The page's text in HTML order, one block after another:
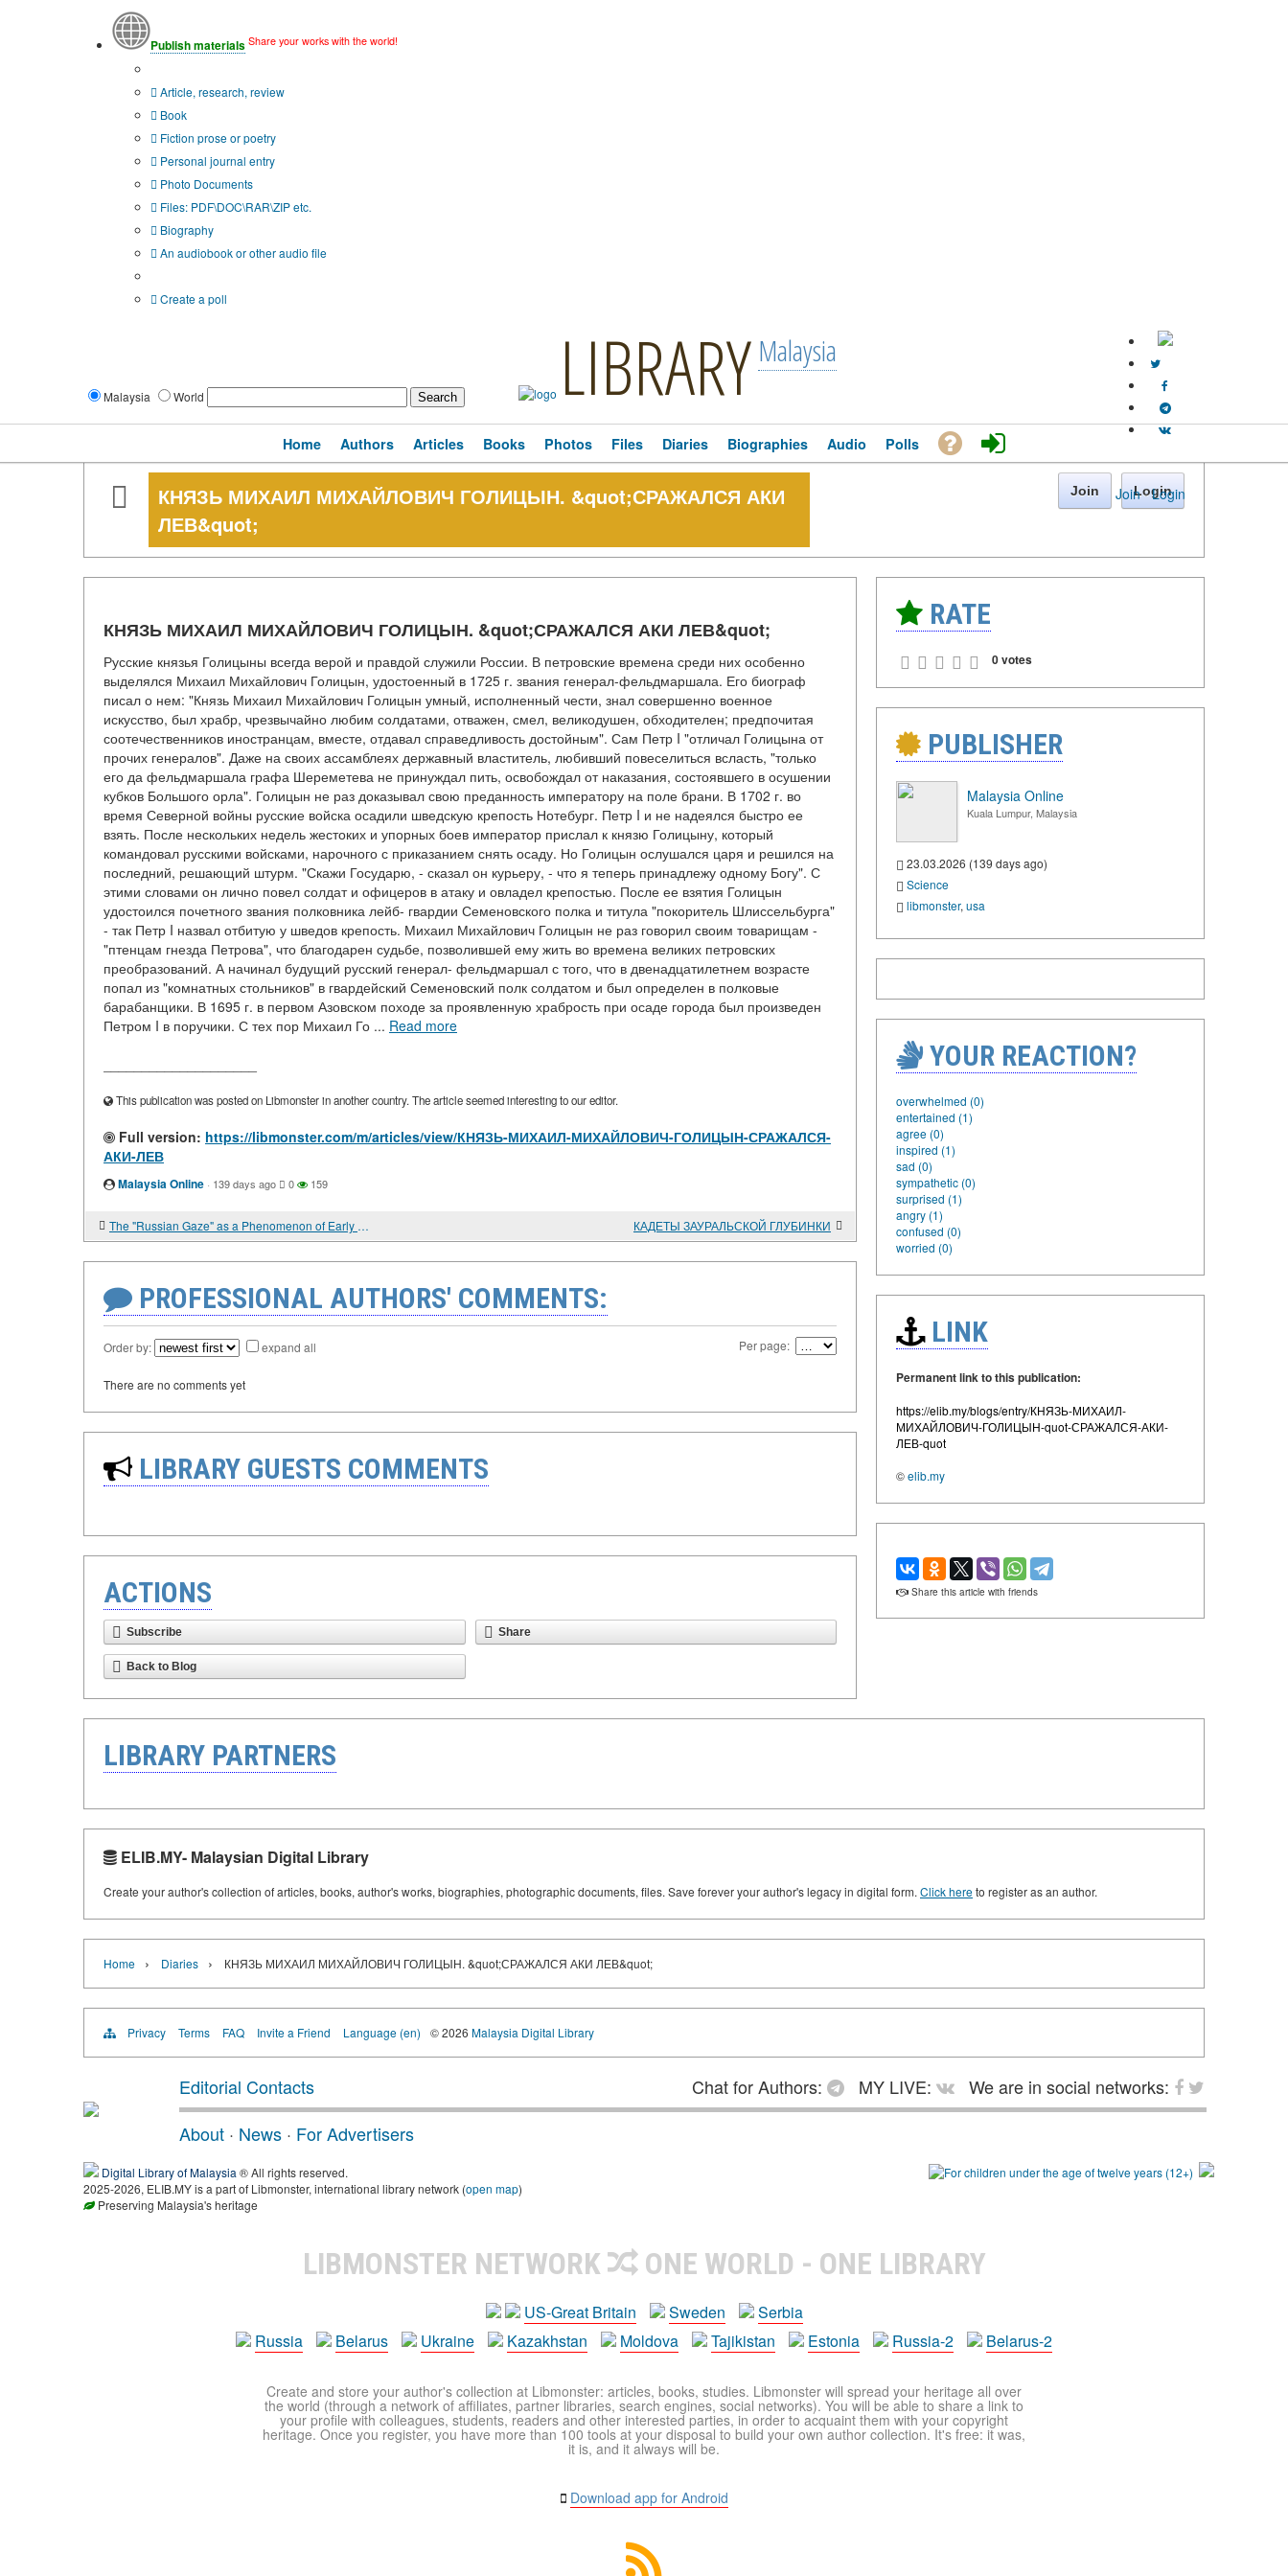
Publish materials Share your works with the world!
Article, research, review
Book
Fiction prose or poetry
Personal journal entry
Photo Documents
Files: PDF\DOC\RAR\ZIP etc.
Biography
An audiobook or other audio file
Create a poll
Malaysia World LIBRARY Malaysia
Join · Login
Home Authors Articles Books Photos Files Diaries Biographies Audio Polls
КНЯЗЬ МИХАИЛ МИХАЙЛОВИЧ ГОЛИЦЫН. &quot;СРАЖАЛСЯ АКИ
ЛЕВ&quot;
Join Login
КНЯЗЬ МИХАИЛ МИХАЙЛОВИЧ ГОЛИЦЫН. &quot;СРАЖАЛСЯ АКИ ЛЕВ&quot;
Русские князья Голицыны всегда верой и правдой служили России. В петровские времена среди них особенно
выделялся Михаил Михайлович Голицын, удостоенный в 1725 г. звания генерал-фельдмаршала. Его биограф
писал о нем: "Князь Михаил Михайлович Голицын умный, исполненный чести, знал совершенно военное
искусство, был храбр, чрезвычайно любим солдатами, отважен, смел, великодушен, обходителен; предпочитая
соотечественников иностранцам, вместе, отдавал справедливость достойным". Сам Петр I "отличал Голицына от
прочих генералов". Даже на своих ассамблеях державный властитель, любивший повеселиться всласть, "только
его да фельдмаршала графа Шереметева не принуждал пить, освобождал от наказания, состоявшего в осушении
кубков Большого орла". Голицын не раз доказывал свою преданность императору на поле брани. В 1702 г. во
время Северной войны русские войска осадили шведскую крепость Нотебург. Петр I и не надеялся быстро ее
взять. После нескольких недель жестоких и упорных боев император прислал к князю Голицыну, который
командовал русскими войсками, нарочного с приказанием снять осаду. Но Голицын ослушался царя и решился на
последний, решающий штурм. "Скажи Государю, - сказал он курьеру, - что я теперь принадлежу одному Богу". С
этими словами он лично повел солдат и офицеров в атаку и овладел крепостью. После ее взятия Голицын
удостоился почетного звания полковника лейб- гвардии Семеновского полка и титула "покоритель Шлиссельбурга"
- так Петр I назвал отбитую у шведов крепость. Михаил Михайлович Голицын не раз говорил своим товарищам -
"птенцам гнезда Петрова", что благодарен судьбе, позволившей ему жить во времена великих петровских
преобразований. А начинал будущий русский генерал- фельдмаршал с того, что в двенадцатилетнем возрасте
попал из "комнатных стольников" в гвардейский Семеновский полк солдатом и был определен в полковые
барабанщики. В 1695 г. в первом Азовском походе за проявленную храбрость при осаде города был произведен
Петром I в поручики. С тех пор Михаил Го ... Read more
This publication was posted on Libmonster in another country. The article seemed interesting to our editor.
Full version: https://libmonster.com/m/articles/view/КНЯЗЬ-МИХАИЛ-МИХАЙЛОВИЧ-ГОЛИЦЫН-СРАЖАЛСЯ-
АКИ-ЛЕВ
Malaysia Online · 139 days ago 0 159
The "Russian Gaze" as a Phenomenon of Early 2026 КАДЕТЫ ЗАУРАЛЬСКОЙ ГЛУБИНКИ
PROFESSIONAL AUTHORS' COMMENTS:
Order by: expand all Per page:
There are no comments yet
LIBRARY GUESTS COMMENTS
ACTIONS
Subscribe Share
Back to Blog
RATE
0 votes
PUBLISHER
Malaysia Online
Kuala Lumpur, Malaysia
23.03.2026 (139 days ago)
Science
libmonster, usa
YOUR REACTION?
overwhelmed (0)
entertained (1)
agree (0)
inspired (1)
sad (0)
sympathetic (0)
surprised (1)
angry (1)
confused (0)
worried (0)
LINK
Permanent link to this publication:
https://elib.my/blogs/entry/КНЯЗЬ-МИХАИЛ-
МИХАЙЛОВИЧ-ГОЛИЦЫН-quot-СРАЖАЛСЯ-АКИ-
ЛЕВ-quot
©elib.my
Share this article with friends
LIBRARY PARTNERS
ELIB.MY- Malaysian Digital Library
Create your author's collection of articles, books, author's works, biographies, photographic documents, files. Save forever your author's legacy in digital form. Click hereto register as an author.
Home › Diaries › КНЯЗЬ МИХАИЛ МИХАЙЛОВИЧ ГОЛИЦЫН. &quot;СРАЖАЛСЯ АКИ ЛЕВ&quot;
Privacy Terms FAQ Invite a Friend Language (en) © 2026 Malaysia Digital Library
Editorial Contacts Chat for Authors: MY LIVE:
We are in social networks:
About · News · For Advertisers
Digital Library of Malaysia ® All rights reserved.
2025-2026, ELIB.MY is a part of Libmonster, international library network (open map)
Preserving Malaysia's heritage
LIBMONSTER NETWORK ONE WORLD - ONE LIBRARY
US-Great Britain Sweden
Serbia
Russia
Belarus Ukraine Kazakhstan Moldova Tajikistan Estonia Russia-2 Belarus-2
Create and store your author's collection at Libmonster: articles, books, studies. Libmonster will spread your heritage all over
the world (through a network of affiliates, partner libraries, search engines, social networks). You will be able to share a link to
your profile with colleagues, students, readers and other interested parties, in order to acquaint them with your copyright
heritage. Once you register, you have more than 100 tools at your disposal to build your own author collection. It's free: it was,
it is, and it always will be.
Download app for Android